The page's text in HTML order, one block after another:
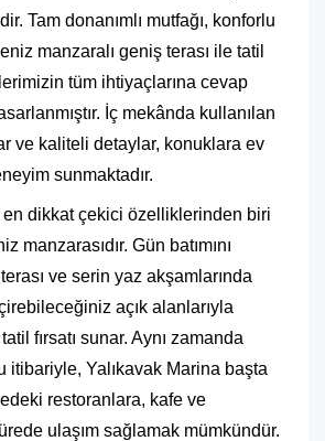
Tam donanımlı mutfağı, konforlu
manzaralı geniş terası ile tatil
tüm ihtiyaçlarına cevap
İç mekânda kullanılan
ve kaliteli detaylar, konuklara ev
sunmaktadır.
en dikkat çekici özelliklerinden biri
manzarasıdır. Gün batımını
ve serin yaz akşamlarında
açık alanlarıyla
fırsatı sunar. Aynı zamanda
itibariyle, Yalıkavak Marina başta
restoranlara, kafe ve
ulaşım sağlamak mümkündür.